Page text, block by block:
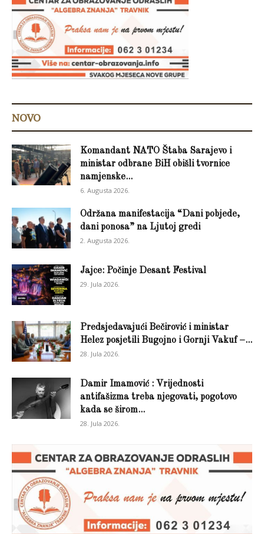
NOVO
Komandant NATO Štaba Sarajevo i
ministar odbrane BiH obišli tvornice
namjenske...
6. Augusta 2026.
Održana manifestacija “Dani pobjede,
dani ponosa” na Ljutoj gredi
2. Augusta 2026.
Jajce: Počinje Desant Festival
29. Jula 2026.
Predsjedavajući Bečirović i ministar
Helez posjetili Bugojno i Gornji Vakuf –...
28. Jula 2026.
Damir Imamović : Vrijednosti
antifašizma treba njegovati, pogotovo
kada se širom...
28. Jula 2026.